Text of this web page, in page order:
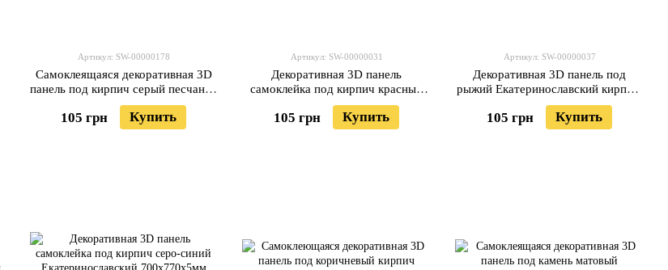
Артикул: SW-00000178
Самоклеящаяся декоративная 3D
панель под кирпич серый песчаник
700x770x5мм (059) SW-00000178
105 грн Купить
Артикул: SW-00000031
Декоративная 3D панель
самоклейка под кирпич красный
Екатеринославский 700x770x5мм
(043) SW-00000031
105 грн Купить
Артикул: SW-00000037
Декоративная 3D панель под
рыжий Екатеринославский кирпич,
самоклейка 700x770x5мм (044)
SW-00000037
105 грн Купить